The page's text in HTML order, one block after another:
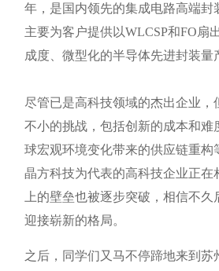
年，是国内领先的集成电路高端封
主要为客户提供以WLCSP和FO扇
成度、微型化的半导体先进封装量
尽管已是高科技领域的杰出企业，
不小的挑战，包括创新的成本和难
球宏观环境变化带来的供应链重构
晶方科技为代表的高科技企业正在
上的壁垒也被逐步突破，相信不
迎接崭新的格局。
之后，同学们又马不停蹄地来到苏